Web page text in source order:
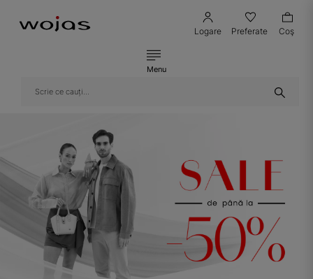
Logare Preferate Coş
Menu